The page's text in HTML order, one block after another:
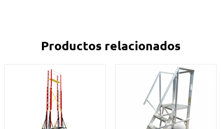
Productos relacionados